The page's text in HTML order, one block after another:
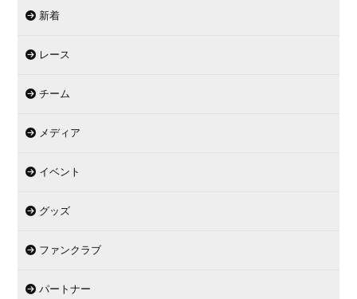
新着
レース
チーム
メディア
イベント
グッズ
ファンクラブ
パートナー